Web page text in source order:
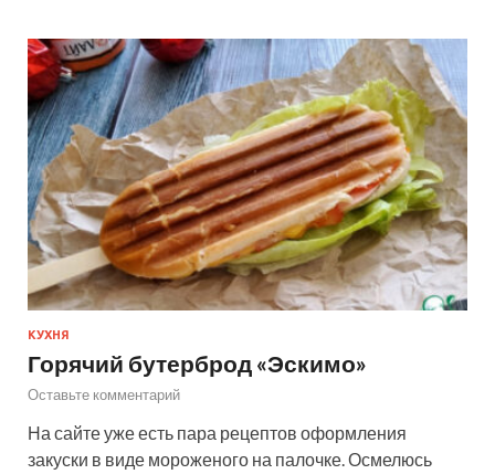
КУХНЯ
Горячий бутерброд «Эскимо»
Оставьте комментарий
На сайте уже есть пара рецептов оформления
закуски в виде мороженого на палочке. Осмелюсь